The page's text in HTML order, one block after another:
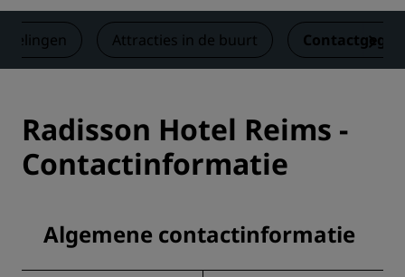
Attracties in de buurt
Radisson Hotel Reims -
Contactinformatie
Algemene contactinformatie